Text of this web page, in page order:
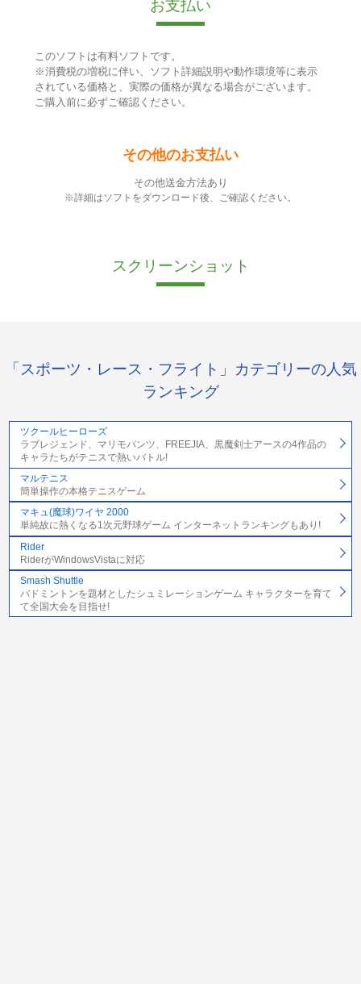
お支払い
このソフトは有料ソフトです。
※消費税の増税に伴い、ソフト詳細説明や動作環境等に表示
されている価格と、実際の価格が異なる場合がございます。
ご購入前に必ずご確認ください。
その他のお支払い
その他送金方法あり
※詳細はソフトをダウンロード後、ご確認ください。
スクリーンショット
「スポーツ・レース・フライト」カテゴリーの人気
ランキング
ツクールヒーローズ
ラブレジェンド、マリモパンツ、FREEJIA、黒魔剣士アースの4作品の
キャラたちがテニスで熱いバトル!
マルテニス
簡単操作の本格テニスゲーム
マキュ(魔球)ワイヤ 2000
単純故に熱くなる1次元野球ゲーム インターネットランキングもあり!
Rider
RiderがWindowsVistaに対応
Smash Shuttle
バドミントンを題材としたシュミレーションゲーム キャラクターを育て
て全国大会を目指せ!